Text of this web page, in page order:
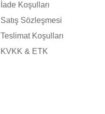
İade Koşulları
Satış Sözleşmesi
Teslimat Koşulları
KVKK & ETK